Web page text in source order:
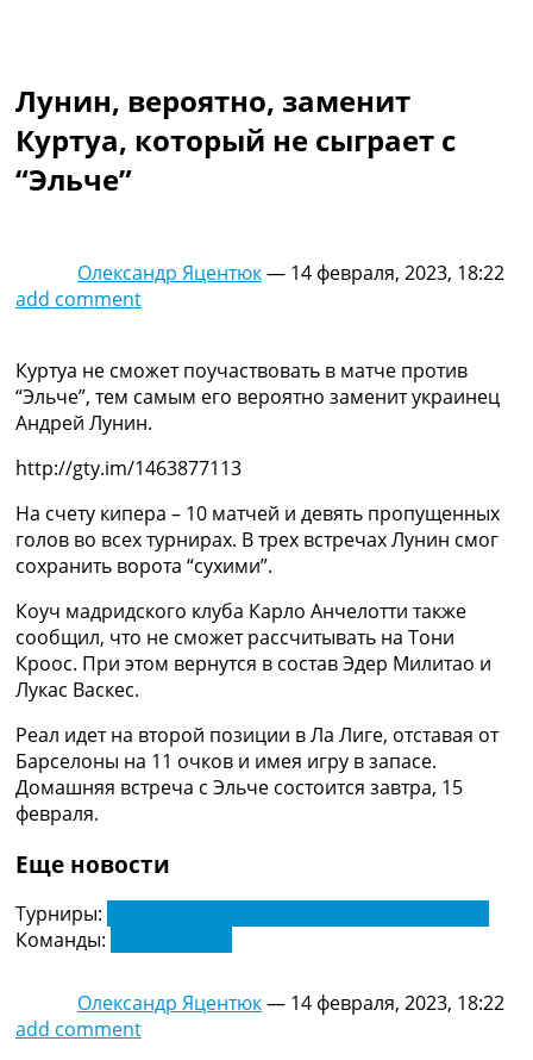
Украина. Премьер-Лига
Украина. Первая Лига
Лига Чемпионов
Англия. Премьер Лига
Таблицы групп Чемпионата Мира
Украина. Премьер-Лига
Лига Чемпионов. Таблицы групп
Англия. Премьер-Лига
Испания. Ла Лига
Все таблицы >>>
Рейтинги
Рейтинг клубов УЕФА
Рейтинг ФИФА
ТВ программа
RU
UA
Categories
Главная
Новости футбола
Видео
Последние комментарии
Конкурс прогнозов
Логин
Рейтинги
Коллективный прогноз
Турниры
Лунин, вероятно, заменит
Куртуа, который не сыграет с
“Эльче”
Олександр Яцентюк— 14 февраля, 2023, 18:22
add comment
Куртуа не сможет поучаствовать в матче против
“Эльче”, тем самым его вероятно заменит украинец
Андрей Лунин.
http://gty.im/1463877113
На счету кипера – 10 матчей и девять пропущенных
голов во всех турнирах. В трех встречах Лунин смог
сохранить ворота “сухими”.
Коуч мадридского клуба Карло Анчелотти также
сообщил, что не сможет рассчитывать на Тони
Кроос. При этом вернутся в состав Эдер Милитао и
Лукас Васкес.
Реал идет на второй позиции в Ла Лиге, отставая от
Барселоны на 11 очков и имея игру в запасе.
Домашняя встреча с Эльче состоится завтра, 15
февраля.
Еще новости
Турниры:
Команды:
Олександр Яцентюк— 14 февраля, 2023, 18:22
add comment